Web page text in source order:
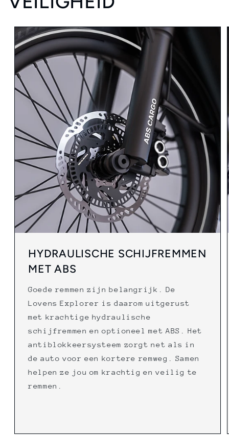
HYDRAULISCHE SCHIJFREMMEN
MET ABS
Goede remmen zijn belangrijk. De
Lovens Explorer is daarom uitgerust
met krachtige hydraulische
schijfremmen en optioneel met ABS. Het
antiblokkeersysteem zorgt net als in
de auto voor een kortere remweg. Samen
helpen ze jou om krachtig en veilig te
remmen.